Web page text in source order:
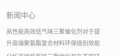
新闻中心
高性能高效低气味三聚催化剂对于提
升高端聚氨酯复合材料环保级别效能